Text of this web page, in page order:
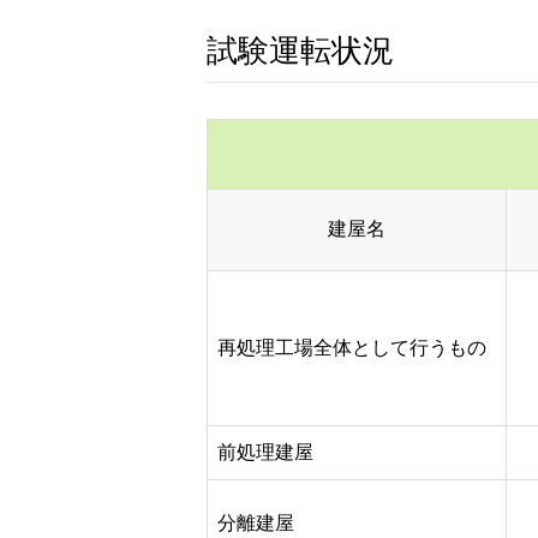
試験運転状況
建屋名
再処理工場全体として行うもの
前処理建屋
分離建屋